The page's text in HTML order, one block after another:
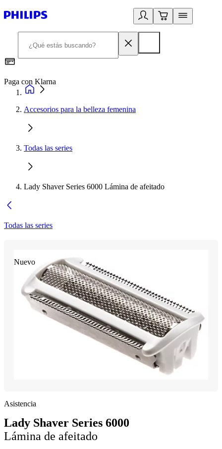
Paga con Klarna
Accesorios para la belleza femenina
Todas las series
Lady Shaver Series 6000 Lámina de afeitado
Todas las series
Nuevo
Asistencia
Lady Shaver Series 6000
Lámina de afeitado